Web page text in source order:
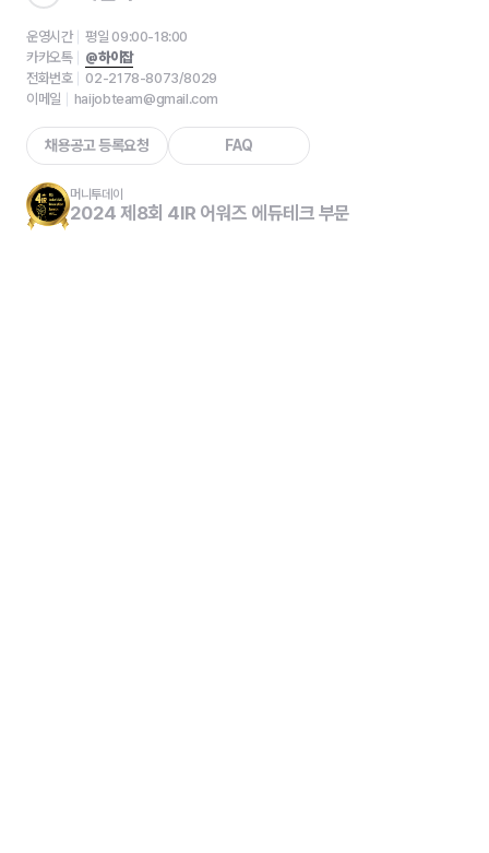
운영시간
평일 09:00-18:00
카카오톡
@하이잡
전화번호
02-2178-8073/8029
이메일
haijobteam@gmail.com
채용공고 등록요청 FAQ
머니투데이
2024 제8회 4IR 어워즈 에듀테크 부문